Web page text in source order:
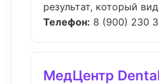
результат, который
Телефон: 8 (900) 230
МедЦентр